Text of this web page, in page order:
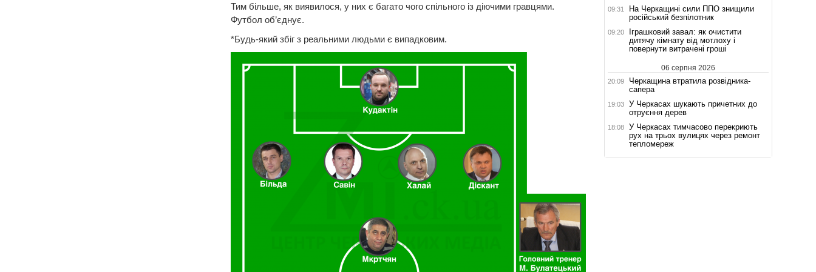
Тим більше, як виявилося, у них є багато чого спільного із діючими гравцями.
Футбол об’єднує.
*Будь-який збіг з реальними людьми є випадковим.
09:31
На Черкащині сили ППО знищили
російський безпілотник
09:20
Іграшковий завал: як очистити
дитячу кімнату від мотлоху і
повернути витрачені гроші
06 серпня 2026
20:09
Черкащина втратила розвідника-
сапера
19:03
У Черкасах шукають причетних до
отруєння дерев
18:08
У Черкасах тимчасово перекриють
рух на трьох вулицях через ремонт
тепломереж